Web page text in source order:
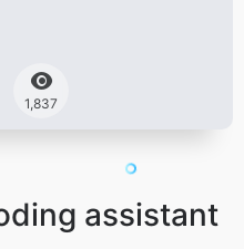
1,837
assistant